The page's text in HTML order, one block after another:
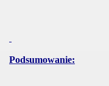
Podsumowanie: